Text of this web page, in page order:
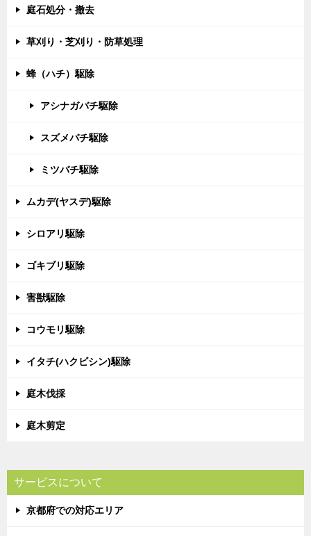
庭石処分・撤去
草刈り・芝刈り・防草処理
蜂（ハチ）駆除
アシナガバチ駆除
スズメバチ駆除
ミツバチ駆除
ムカデ(ヤスデ)駆除
シロアリ駆除
ゴキブリ駆除
害獣駆除
コウモリ駆除
イタチ(ハクビシン)駆除
庭木伐採
庭木剪定
サービスについて
京都府での対応エリア